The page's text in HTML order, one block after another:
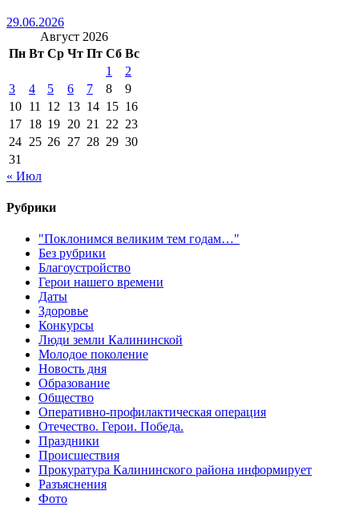
29.06.2026
Август 2026
Пн Вт Ср Чт Пт Сб Вс
1
2
3
4 5 6 7 8
9
10 11 12 13 14 15 16
17 18 19 20 21 22 23
24 25 26 27 28 29 30
31
« Июл
Рубрики
"Поклонимся великим тем годам…"
Без рубрики
Благоустройство
Герои нашего времени
Даты
Здоровье
Конкурсы
Люди земли Калининской
Молодое поколение
Новость дня
Образование
Общество
Оперативно-профилактическая операция
Отечество. Герои. Победа.
Праздники
Происшествия
Прокуратура Калининского района информирует
Разъяснения
Фото